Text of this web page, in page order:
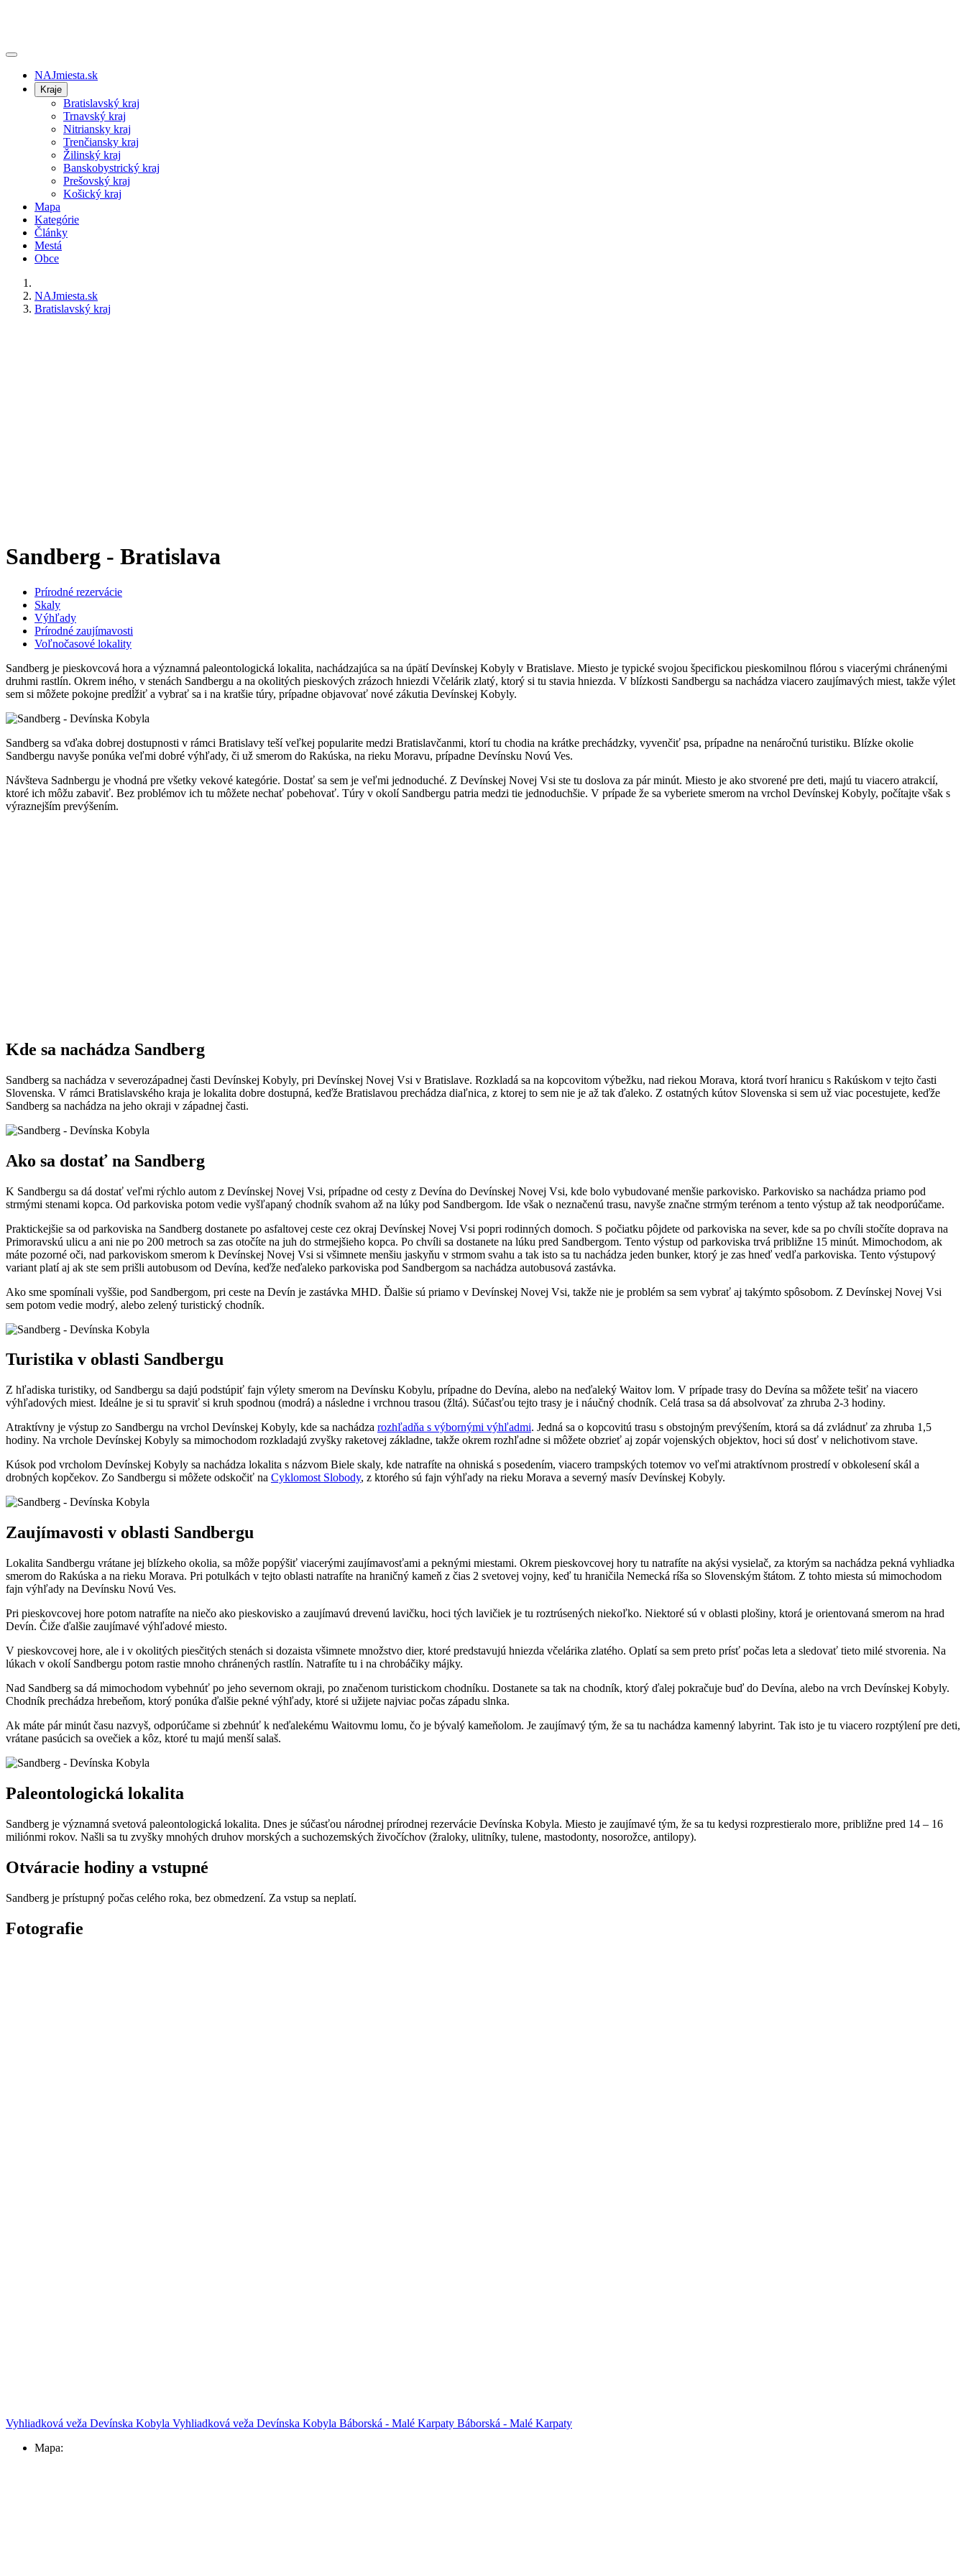
NAJmiesta.sk
Kraje
Bratislavský kraj
Trnavský kraj
Nitriansky kraj
Trenčiansky kraj
Žilinský kraj
Banskobystrický kraj
Prešovský kraj
Košický kraj
Mapa
Kategórie
Články
Mestá
Obce
NAJmiesta.sk
Bratislavský kraj
Sandberg - Bratislava
Prírodné rezervácie
Skaly
Výhľady
Prírodné zaujímavosti
Voľnočasové lokality
Sandberg je pieskovcová hora a významná paleontologická lokalita, nachádzajúca sa na úpätí Devínskej Kobyly v Bratislave. Miesto je typické svojou špecifickou pieskomilnou flórou s viacerými chránenými
druhmi rastlín. Okrem iného, v stenách Sandbergu a na okolitých pieskových zrázoch hniezdi Včelárik zlatý, ktorý si tu stavia hniezda. V blízkosti Sandbergu sa nachádza viacero zaujímavých miest, takže výlet
sem si môžete pokojne predĺžiť a vybrať sa i na kratšie túry, prípadne objavovať nové zákutia Devínskej Kobyly.
Sandberg sa vďaka dobrej dostupnosti v rámci Bratislavy teší veľkej popularite medzi Bratislavčanmi, ktorí tu chodia na krátke prechádzky, vyvenčiť psa, prípadne na nenáročnú turistiku. Blízke okolie
Sandbergu navyše ponúka veľmi dobré výhľady, či už smerom do Rakúska, na rieku Moravu, prípadne Devínsku Novú Ves.
Návšteva Sadnbergu je vhodná pre všetky vekové kategórie. Dostať sa sem je veľmi jednoduché. Z Devínskej Novej Vsi ste tu doslova za pár minút. Miesto je ako stvorené pre deti, majú tu viacero atrakcií,
ktoré ich môžu zabaviť. Bez problémov ich tu môžete nechať pobehovať. Túry v okolí Sandbergu patria medzi tie jednoduchšie. V prípade že sa vyberiete smerom na vrchol Devínskej Kobyly, počítajte však s
výraznejším prevýšením.
Kde sa nachádza Sandberg
Sandberg sa nachádza v severozápadnej časti Devínskej Kobyly, pri Devínskej Novej Vsi v Bratislave. Rozkladá sa na kopcovitom výbežku, nad riekou Morava, ktorá tvorí hranicu s Rakúskom v tejto časti
Slovenska. V rámci Bratislavského kraja je lokalita dobre dostupná, keďže Bratislavou prechádza diaľnica, z ktorej to sem nie je až tak ďaleko. Z ostatných kútov Slovenska si sem už viac pocestujete, keďže
Sandberg sa nachádza na jeho okraji v západnej časti.
Ako sa dostať na Sandberg
K Sandbergu sa dá dostať veľmi rýchlo autom z Devínskej Novej Vsi, prípadne od cesty z Devína do Devínskej Novej Vsi, kde bolo vybudované menšie parkovisko. Parkovisko sa nachádza priamo pod
strmými stenami kopca. Od parkoviska potom vedie vyšľapaný chodník svahom až na lúky pod Sandbergom. Ide však o neznačenú trasu, navyše značne strmým terénom a tento výstup až tak neodporúčame.
Praktickejšie sa od parkoviska na Sandberg dostanete po asfaltovej ceste cez okraj Devínskej Novej Vsi popri rodinných domoch. S počiatku pôjdete od parkoviska na sever, kde sa po chvíli stočíte doprava na
Primoravskú ulicu a ani nie po 200 metroch sa zas otočíte na juh do strmejšieho kopca. Po chvíli sa dostanete na lúku pred Sandbergom. Tento výstup od parkoviska trvá približne 15 minút. Mimochodom, ak
máte pozorné oči, nad parkoviskom smerom k Devínskej Novej Vsi si všimnete menšiu jaskyňu v strmom svahu a tak isto sa tu nachádza jeden bunker, ktorý je zas hneď vedľa parkoviska. Tento výstupový
variant platí aj ak ste sem prišli autobusom od Devína, keďže neďaleko parkoviska pod Sandbergom sa nachádza autobusová zastávka.
Ako sme spomínali vyššie, pod Sandbergom, pri ceste na Devín je zastávka MHD. Ďalšie sú priamo v Devínskej Novej Vsi, takže nie je problém sa sem vybrať aj takýmto spôsobom. Z Devínskej Novej Vsi
sem potom vedie modrý, alebo zelený turistický chodník.
Turistika v oblasti Sandbergu
Z hľadiska turistiky, od Sandbergu sa dajú podstúpiť fajn výlety smerom na Devínsku Kobylu, prípadne do Devína, alebo na neďaleký Waitov lom. V prípade trasy do Devína sa môžete tešiť na viacero
výhľadových miest. Ideálne je si tu spraviť si kruh spodnou (modrá) a následne i vrchnou trasou (žltá). Súčasťou tejto trasy je i náučný chodník. Celá trasa sa dá absolvovať za zhruba 2-3 hodiny.
Atraktívny je výstup zo Sandbergu na vrchol Devínskej Kobyly, kde sa nachádza rozhľadňa s výbornými výhľadmi. Jedná sa o kopcovitú trasu s obstojným prevýšením, ktorá sa dá zvládnuť za zhruba 1,5
hodiny. Na vrchole Devínskej Kobyly sa mimochodom rozkladajú zvyšky raketovej základne, takže okrem rozhľadne si môžete obzrieť aj zopár vojenských objektov, hoci sú dosť v nelichotivom stave.
Kúsok pod vrcholom Devínskej Kobyly sa nachádza lokalita s názvom Biele skaly, kde natrafíte na ohniská s posedením, viacero trampských totemov vo veľmi atraktívnom prostredí v obkolesení skál a
drobných kopčekov. Zo Sandbergu si môžete odskočiť na Cyklomost Slobody, z ktorého sú fajn výhľady na rieku Morava a severný masív Devínskej Kobyly.
Zaujímavosti v oblasti Sandbergu
Lokalita Sandbergu vrátane jej blízkeho okolia, sa môže popýšiť viacerými zaujímavosťami a peknými miestami. Okrem pieskovcovej hory tu natrafíte na akýsi vysielač, za ktorým sa nachádza pekná vyhliadka
smerom do Rakúska a na rieku Morava. Pri potulkách v tejto oblasti natrafíte na hraničný kameň z čias 2 svetovej vojny, keď tu hraničila Nemecká ríša so Slovenským štátom. Z tohto miesta sú mimochodom
fajn výhľady na Devínsku Novú Ves.
Pri pieskovcovej hore potom natrafíte na niečo ako pieskovisko a zaujímavú drevenú lavičku, hoci tých lavičiek je tu roztrúsených niekoľko. Niektoré sú v oblasti plošiny, ktorá je orientovaná smerom na hrad
Devín. Čiže ďalšie zaujímavé výhľadové miesto.
V pieskovcovej hore, ale i v okolitých piesčitých stenách si dozaista všimnete množstvo dier, ktoré predstavujú hniezda včelárika zlatého. Oplatí sa sem preto prísť počas leta a sledovať tieto milé stvorenia. Na
lúkach v okolí Sandbergu potom rastie mnoho chránených rastlín. Natrafíte tu i na chrobáčiky májky.
Nad Sandberg sa dá mimochodom vybehnúť po jeho severnom okraji, po značenom turistickom chodníku. Dostanete sa tak na chodník, ktorý ďalej pokračuje buď do Devína, alebo na vrch Devínskej Kobyly.
Chodník prechádza hrebeňom, ktorý ponúka ďalšie pekné výhľady, ktoré si užijete najviac počas západu slnka.
Ak máte pár minút času nazvyš, odporúčame si zbehnúť k neďalekému Waitovmu lomu, čo je bývalý kameňolom. Je zaujímavý tým, že sa tu nachádza kamenný labyrint. Tak isto je tu viacero rozptýlení pre deti,
vrátane pasúcich sa ovečiek a kôz, ktoré tu majú menší salaš.
Paleontologická lokalita
Sandberg je významná svetová paleontologická lokalita. Dnes je súčasťou národnej prírodnej rezervácie Devínska Kobyla. Miesto je zaujímavé tým, že sa tu kedysi rozprestieralo more, približne pred 14 – 16
miliónmi rokov. Našli sa tu zvyšky mnohých druhov morských a suchozemských živočíchov (žraloky, ulitníky, tulene, mastodonty, nosorožce, antilopy).
Otváracie hodiny a vstupné
Sandberg je prístupný počas celého roka, bez obmedzení. Za vstup sa neplatí.
Fotografie
Vyhliadková veža Devínska Kobyla Vyhliadková veža Devínska Kobyla Báborská - Malé Karpaty Báborská - Malé Karpaty
Mapa: